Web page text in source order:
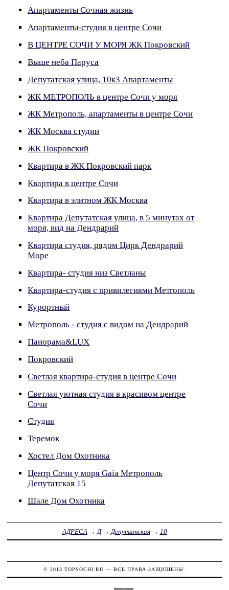
Апартаменты Сочная жизнь
Апартаменты-студия в центре Сочи
В ЦЕНТРЕ СОЧИ У МОРЯ ЖК Покровский
Выше неба Паруса
Депутатская улица, 10к3 Апартаменты
ЖК МЕТРОПОЛЬ в центре Сочи у моря
ЖК Метрополь, апартаменты в центре Сочи
ЖК Москва студии
ЖК Покровский
Квартира в ЖК Покровский парк
Квартира в центре Сочи
Квартира в элитном ЖК Москва
Квартира Депутатская улица, в 5 минутах от
моря, вид на Дендрарий
Квартира студия, рядом Цирк Дендрарий
Море
Квартира- студия низ Светланы
Квартира-студия с привилегиями Метroполь
Курортный
Метрополь - студия с видом на Дендрарий
Панорама&LUX
Покровский
Светлая квартира-студия в центре Сочи
Светлая уютная студия в красивом центре
Сочи
Студия
Теремок
Хостел Дом Охотника
Центр Сочи у моря Gaia Метрополь
Депутатская 15
Шале Дом Охотника
АДРЕСА → Д→ Депутатская→ 10
© 2013 TOPSOCHI.RU — ВСЕ ПРАВА ЗАЩИЩЕНЫ.